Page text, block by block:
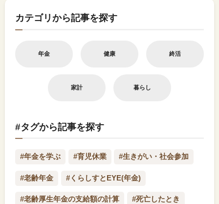
カテゴリから記事を探す
年金 健康 終活
家計 暮らし
#タグから記事を探す
#年金を学ぶ #育児休業 #生きがい・社会参加
#老齢年金 #くらしすとEYE(年金)
#老齢厚生年金の支給額の計算 #死亡したとき